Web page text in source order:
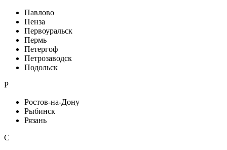
Павлово
Пенза
Первоуральск
Пермь
Петергоф
Петрозаводск
Подольск
Р
Ростов-на-Дону
Рыбинск
Рязань
С